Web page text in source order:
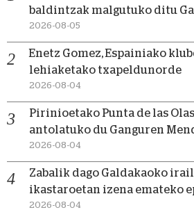
baldintzak malgutuko ditu
2026-08-05
Enetz Gomez, Espainiako
lehiaketako txapeldunorde
2026-08-04
Pirinioetako Punta de las
antolatuko du Ganguren
2026-08-04
Zabalik dago Galdakaoko
ikastaroetan izena emateko
2026-08-04